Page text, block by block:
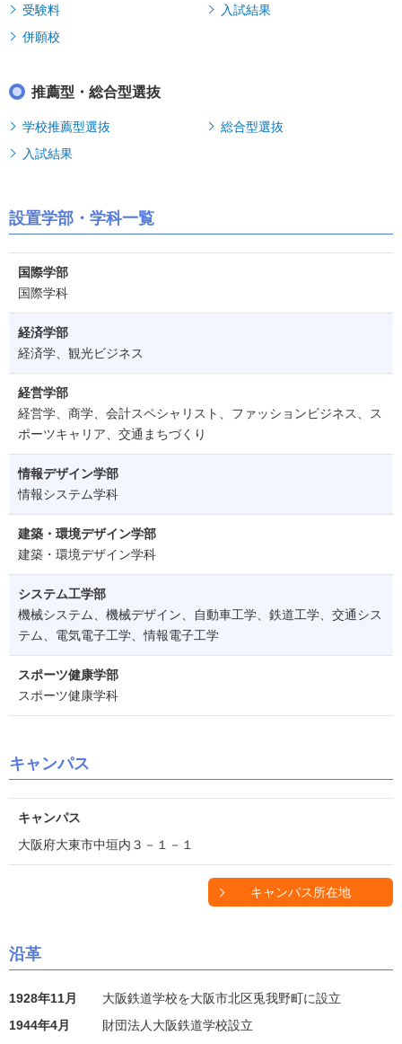
受験料
入試結果
併願校
推薦型・総合型選抜
学校推薦型選抜
総合型選抜
入試結果
設置学部・学科一覧
国際学部
国際学科
経済学部
経済学、観光ビジネス
経営学部
経営学、商学、会計スペシャリスト、ファッションビジネス、ス
ポーツキャリア、交通まちづくり
情報デザイン学部
情報システム学科
建築・環境デザイン学部
建築・環境デザイン学科
システム工学部
機械システム、機械デザイン、自動車工学、鉄道工学、交通シス
テム、電気電子工学、情報電子工学
スポーツ健康学部
スポーツ健康学科
キャンパス
キャンパス
大阪府大東市中垣内３－１－１
キャンパス所在地
沿革
1928年11月
大阪鉄道学校を大阪市北区兎我野町に設立
1944年4月
財団法人大阪鉄道学校設立